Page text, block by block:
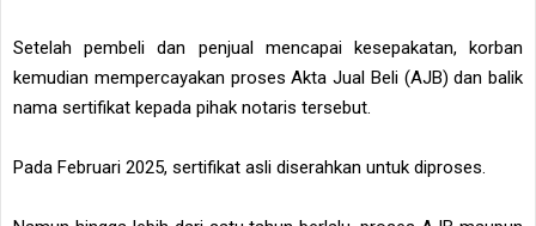
Setelah pembeli dan penjual mencapai kesepakatan, korban
kemudian mempercayakan proses Akta Jual Beli (AJB) dan balik
nama sertifikat kepada pihak notaris tersebut.
Pada Februari 2025, sertifikat asli diserahkan untuk diproses.